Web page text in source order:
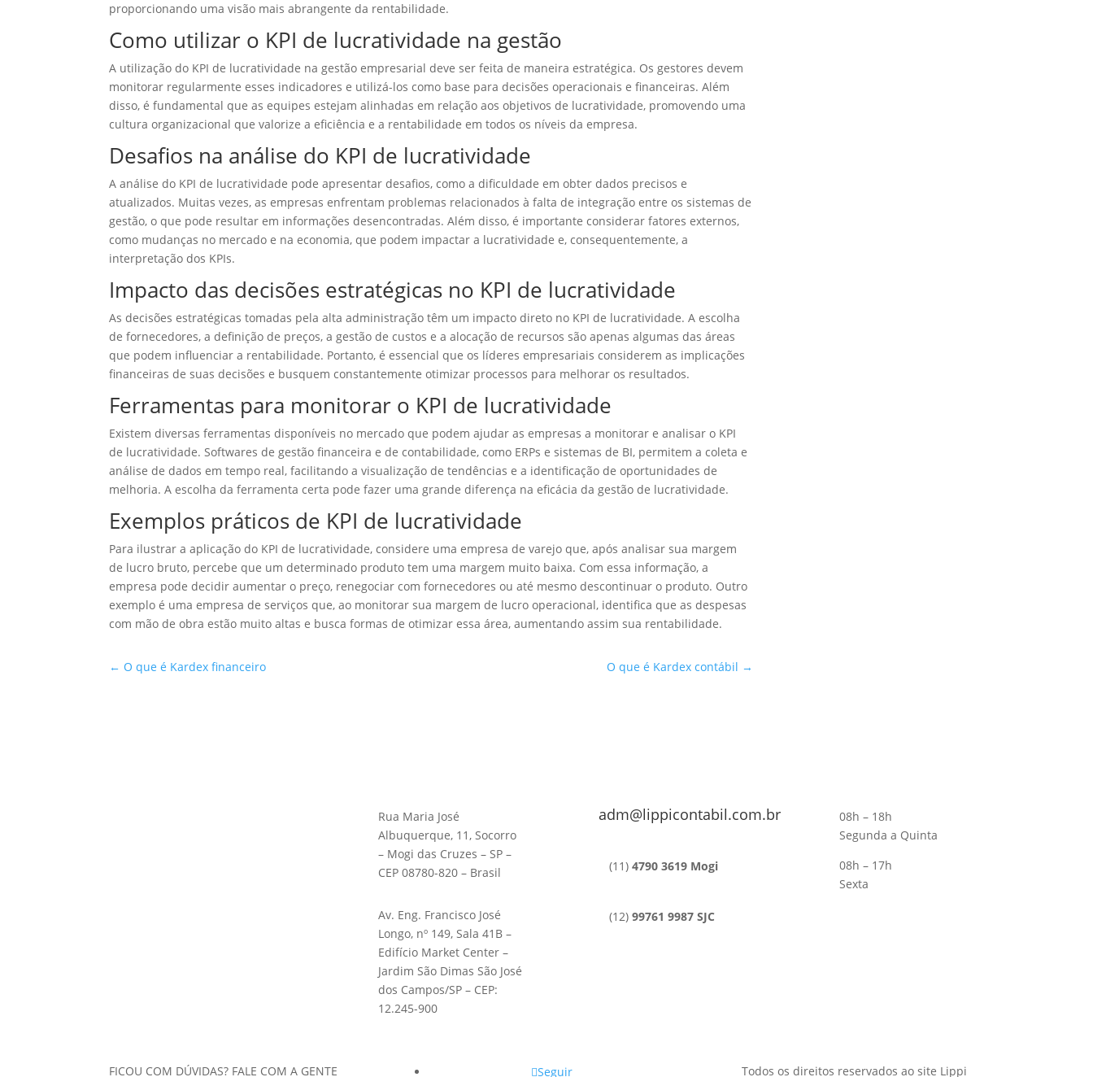
proporcionando uma visão mais abrangente da rentabilidade.
Como utilizar o KPI de lucratividade na gestão
A utilização do KPI de lucratividade na gestão empresarial deve ser feita de maneira estratégica. Os gestores devem
monitorar regularmente esses indicadores e utilizá-los como base para decisões operacionais e financeiras. Além
disso, é fundamental que as equipes estejam alinhadas em relação aos objetivos de lucratividade, promovendo uma
cultura organizacional que valorize a eficiência e a rentabilidade em todos os níveis da empresa.
Desafios na análise do KPI de lucratividade
A análise do KPI de lucratividade pode apresentar desafios, como a dificuldade em obter dados precisos e
atualizados. Muitas vezes, as empresas enfrentam problemas relacionados à falta de integração entre os sistemas de
gestão, o que pode resultar em informações desencontradas. Além disso, é importante considerar fatores externos,
como mudanças no mercado e na economia, que podem impactar a lucratividade e, consequentemente, a
interpretação dos KPIs.
Impacto das decisões estratégicas no KPI de lucratividade
As decisões estratégicas tomadas pela alta administração têm um impacto direto no KPI de lucratividade. A escolha
de fornecedores, a definição de preços, a gestão de custos e a alocação de recursos são apenas algumas das áreas
que podem influenciar a rentabilidade. Portanto, é essencial que os líderes empresariais considerem as implicações
financeiras de suas decisões e busquem constantemente otimizar processos para melhorar os resultados.
Ferramentas para monitorar o KPI de lucratividade
Existem diversas ferramentas disponíveis no mercado que podem ajudar as empresas a monitorar e analisar o KPI
de lucratividade. Softwares de gestão financeira e de contabilidade, como ERPs e sistemas de BI, permitem a coleta e
análise de dados em tempo real, facilitando a visualização de tendências e a identificação de oportunidades de
melhoria. A escolha da ferramenta certa pode fazer uma grande diferença na eficácia da gestão de lucratividade.
Exemplos práticos de KPI de lucratividade
Para ilustrar a aplicação do KPI de lucratividade, considere uma empresa de varejo que, após analisar sua margem
de lucro bruto, percebe que um determinado produto tem uma margem muito baixa. Com essa informação, a
empresa pode decidir aumentar o preço, renegociar com fornecedores ou até mesmo descontinuar o produto. Outro
exemplo é uma empresa de serviços que, ao monitorar sua margem de lucro operacional, identifica que as despesas
com mão de obra estão muito altas e busca formas de otimizar essa área, aumentando assim sua rentabilidade.
← O que é Kardex financeiro O que é Kardex contábil →
Rua Maria José
Albuquerque, 11, Socorro
– Mogi das Cruzes – SP –
CEP 08780-820 – Brasil
Av. Eng. Francisco José
Longo, nº 149, Sala 41B –
Edifício Market Center –
Jardim São Dimas São José
dos Campos/SP – CEP:
12.245-900
adm@lippicontabil.com.br
(11) 4790 3619 Mogi
(12) 99761 9987 SJC
08h – 18h
Segunda a Quinta
08h – 17h
Sexta
FICOU COM DÚVIDAS? FALE COM A GENTE Seguir Todos os direitos reservados ao site Lippi